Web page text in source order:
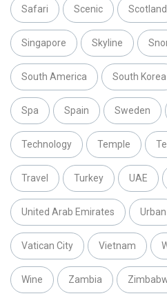
Safari Scenic Scotland
Singapore Skyline
South America South Korea
Spa Spain Sweden
Technology Temple
Travel Turkey UAE
United Arab Emirates Urban
Vatican City Vietnam
Wine Zambia